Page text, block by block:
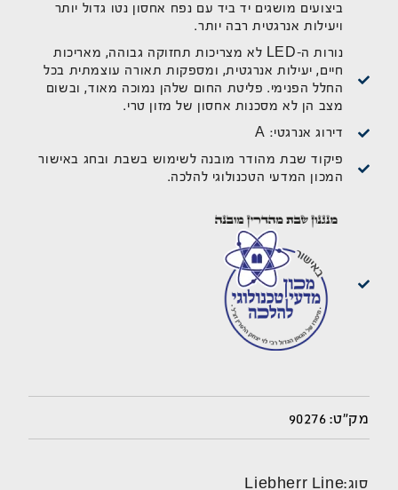
ביצועים מושגים יד ביד עם נפח אחסון נטו גדול יותר
ויעילות אנרגטית רבה יותר.
נורות ה-LED לא מצריכות תחזוקה גבוהה, מאריכות
חיים, יעילות אנרגטית, ומספקות תאורה עוצמתית בכל
החלל הפנימי. פליטת החום שלהן נמוכה מאוד, ובשום
מצב הן לא מסכנות אחסון של מזון טרי.
דירוג אנרגטי: A
פיקוד שבת מהודר מובנה לשימוש בשבת ובחג באישור
המכון המדעי הטכנולוגי להלכה.
מק"ט: 90276
סוג:Liebherr Line